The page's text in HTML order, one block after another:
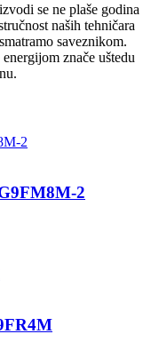
se ne plaše godina
naših tehničara
saveznikom.
znače uštedu
2